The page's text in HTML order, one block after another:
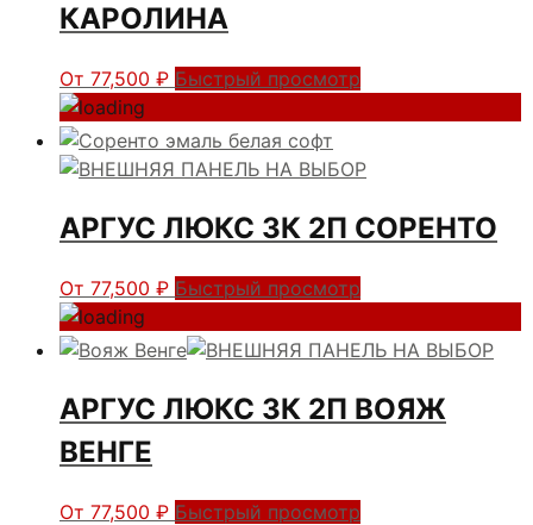
КАРОЛИНА
От 77,500 ₽ Быстрый просмотр
АРГУС ЛЮКС 3К 2П СОРЕНТО
От 77,500 ₽ Быстрый просмотр
АРГУС ЛЮКС 3К 2П ВОЯЖ
ВЕНГЕ
От 77,500 ₽ Быстрый просмотр